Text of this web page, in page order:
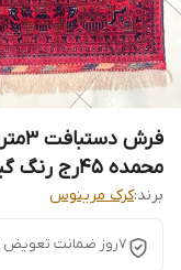
محمده 45رج رنگ گیاهی کد0700779
برند:کرک مرینوس
7روز ضمانت تعویض و مرجوع کالا